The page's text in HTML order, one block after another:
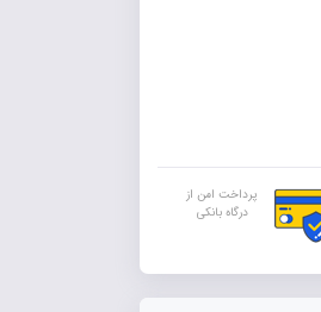
پرداخت امن از
درگاه بانکی